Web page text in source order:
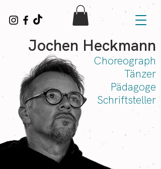
Jochen Heckmann
Choreograph
Tänzer
Pädagoge
Schriftsteller